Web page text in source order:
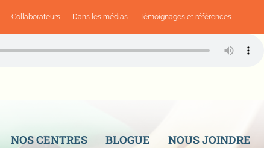
Collaborateurs Dans les médias Témoignages et références
NOS CENTRES BLOGUE NOUS JOINDRE